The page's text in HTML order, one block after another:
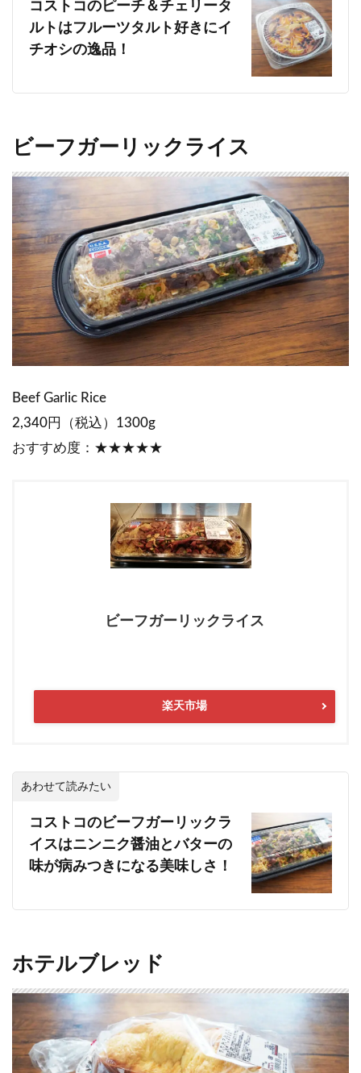
コストコのピーチ＆チェリータ
ルトはフルーツタルト好きにイ
チオシの逸品！
ビーフガーリックライス
Beef Garlic Rice
2,340円（税込）1300g
おすすめ度：★★★★★
ビーフガーリックライス
楽天市場
あわせて読みたい
コストコのビーフガーリックラ
イスはニンニク醤油とバターの
味が病みつきになる美味しさ！
ホテルブレッド